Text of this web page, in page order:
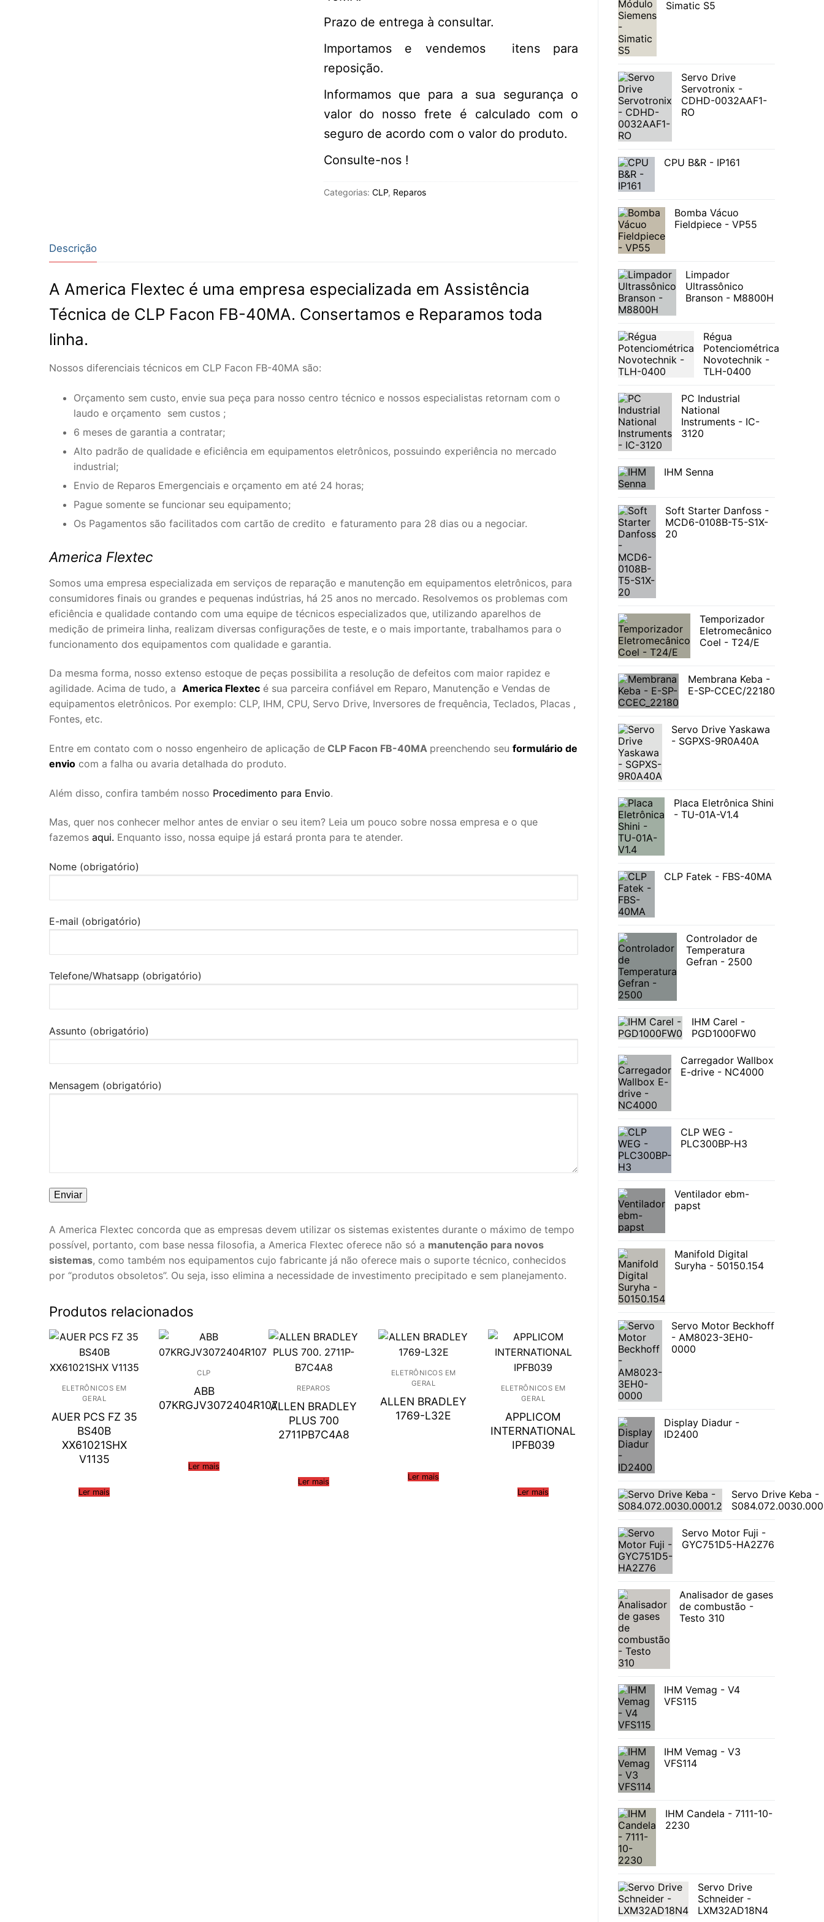
Prazo de entrega à consultar.
Importamos e vendemos itens para
reposição.
Informamos que para a sua segurança o
valor do nosso frete é calculado com o
seguro de acordo com o valor do produto.
Consulte-nos !
Categorias: CLP, Reparos
Descrição
A America Flextec é uma empresa especializada em Assistência
Técnica de CLP Facon FB-40MA. Consertamos e Reparamos toda
linha.
Nossos diferenciais técnicos em CLP Facon FB-40MA são:
Orçamento sem custo, envie sua peça para nosso centro técnico e nossos especialistas retornam com o
laudo e orçamento sem custos ;
6 meses de garantia a contratar;
Alto padrão de qualidade e eficiência em equipamentos eletrônicos, possuindo experiência no mercado
industrial;
Envio de Reparos Emergenciais e orçamento em até 24 horas;
Pague somente se funcionar seu equipamento;
Os Pagamentos são facilitados com cartão de credito e faturamento para 28 dias ou a negociar.
America Flextec
Somos uma empresa especializada em serviços de reparação e manutenção em equipamentos eletrônicos, para
consumidores finais ou grandes e pequenas indústrias, há 25 anos no mercado. Resolvemos os problemas com
eficiência e qualidade contando com uma equipe de técnicos especializados que, utilizando aparelhos de
medição de primeira linha, realizam diversas configurações de teste, e o mais importante, trabalhamos para o
funcionamento dos equipamentos com qualidade e garantia.
Da mesma forma, nosso extenso estoque de peças possibilita a resolução de defeitos com maior rapidez e
agilidade. Acima de tudo, a America Flextec é sua parceira confiável em Reparo, Manutenção e Vendas de
equipamentos eletrônicos. Por exemplo: CLP, IHM, CPU, Servo Drive, Inversores de frequência, Teclados, Placas ,
Fontes, etc.
Entre em contato com o nosso engenheiro de aplicação de CLP Facon FB-40MA preenchendo seu formulário de
envio com a falha ou avaria detalhada do produto.
Além disso, confira também nosso Procedimento para Envio.
Mas, quer nos conhecer melhor antes de enviar o seu item? Leia um pouco sobre nossa empresa e o que
fazemos aqui. Enquanto isso, nossa equipe já estará pronta para te atender.
Nome (obrigatório)
E-mail (obrigatório)
Telefone/Whatsapp (obrigatório)
Assunto (obrigatório)
Mensagem (obrigatório)
A America Flextec concorda que as empresas devem utilizar os sistemas existentes durante o máximo de tempo
possível, portanto, com base nessa filosofia, a America Flextec oferece não só a manutenção para novos
sistemas, como também nos equipamentos cujo fabricante já não oferece mais o suporte técnico, conhecidos
por “produtos obsoletos”. Ou seja, isso elimina a necessidade de investimento precipitado e sem planejamento.
Produtos relacionados
ELETRÔNICOS EM
GERAL
AUER PCS FZ 35
BS40B
XX61021SHX
V1135
Ler mais
CLP
ABB
07KRGJV3072404R107
Ler mais
REPAROS
ALLEN BRADLEY
PLUS 700
2711PB7C4A8
Ler mais
ELETRÔNICOS EM
GERAL
ALLEN BRADLEY
1769-L32E
Ler mais
ELETRÔNICOS EM
GERAL
APPLICOM
INTERNATIONAL
IPFB039
Ler mais
Simatic S5
Servo Drive
Servotronix -
CDHD-0032AAF1-
RO
CPU B&R - IP161
Bomba Vácuo
Fieldpiece - VP55
Limpador
Ultrassônico
Branson - M8800H
Régua
Potenciométrica
Novotechnik -
TLH-0400
PC Industrial
National
Instruments - IC-
3120
IHM Senna
Soft Starter Danfoss -
MCD6-0108B-T5-S1X-
20
Temporizador
Eletromecânico
Coel - T24/E
Membrana Keba -
E-SP-CCEC/22180
Servo Drive Yaskawa
- SGPXS-9R0A40A
Placa Eletrônica Shini
- TU-01A-V1.4
CLP Fatek - FBS-40MA
Controlador de
Temperatura
Gefran - 2500
IHM Carel -
PGD1000FW0
Carregador Wallbox
E-drive - NC4000
CLP WEG -
PLC300BP-H3
Ventilador ebm-
papst
Manifold Digital
Suryha - 50150.154
Servo Motor Beckhoff
- AM8023-3EH0-
0000
Display Diadur -
ID2400
Servo Drive Keba -
Servo Motor Fuji -
GYC751D5-HA2Z76
Analisador de gases
de combustão -
Testo 310
IHM Vemag - V4
VFS115
IHM Vemag - V3
VFS114
IHM Candela - 7111-10-
2230
Servo Drive
Schneider -
LXM32AD18N4